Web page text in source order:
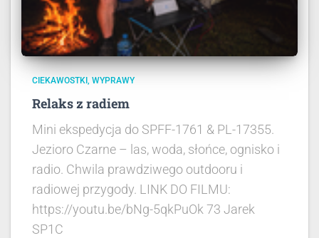
CIEKAWOSTKI WYPRAWY
Relaks z radiem
Mini ekspedycja do SPFF-1761 & PL-17355.
Jezioro Czarne – las, woda, słońce, ognisko i
radio. Chwila prawdziwego outdooru i
radiowej przygody. LINK DO FILMU:
https://youtu.be/bNg-5qkPuOk 73 Jarek
SP1C